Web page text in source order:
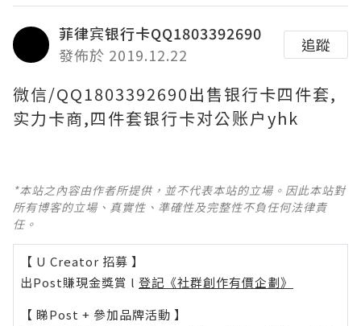
菲律宾银行卡QQ1803392690
發佈於 2019.12.22
追蹤
微信/QQ1803392690出售银行卡四件套,
实力卡商,四件套银行卡对公账户yhk
*本站之內容由作者所提供，並不代表本站的立場。因此本站對
所有博客的立場、真實性、準確性及完整性不負任何法律責
任。
【 U Creator 招募 】
出Post賺現金獎賞 l 登記《社群創作有價企劃》
【 睇Post + 參加品牌活動 】